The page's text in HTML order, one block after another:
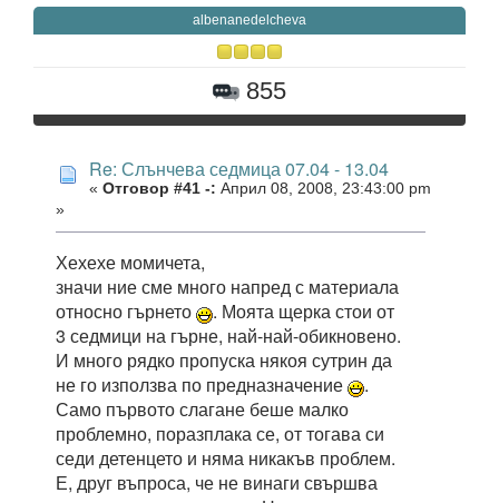
albenanedelcheva
855
Re: Слънчева седмица 07.04 - 13.04
« Отговор #41 -: Април 08, 2008, 23:43:00 pm
»
Хехехе момичета,
значи ние сме много напред с материала
относно гърнето
. Моята щерка стои от
3 седмици на гърне, най-най-обикновено.
И много рядко пропуска някоя сутрин да
не го използва по предназначение
.
Само първото слагане беше малко
проблемно, поразплака се, от тогава си
седи детенцето и няма никакъв проблем.
Е, друг въпроса, че не винаги свършва